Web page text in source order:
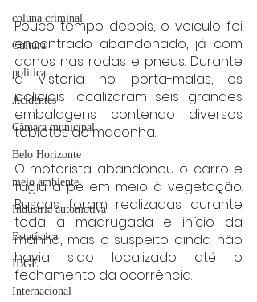
coluna criminal
Cultura
politica
Acidentes
Câmara municipal
Belo Horizonte
meio ambiente
Industria automotiva
Estatística
IBGE
Internacional
Pouco tempo depois, o veículo foi
encontrado abandonado, já com
danos nas rodas e pneus. Durante
a vistoria no porta-malas, os
policiais localizaram seis grandes
embalagens contendo diversos
tabletes de maconha.
O motorista abandonou o carro e
fugiu a pé em meio à vegetação.
Buscas foram realizadas durante
toda a madrugada e início da
manhã, mas o suspeito ainda não
havia sido localizado até o
fechamento da ocorrência.